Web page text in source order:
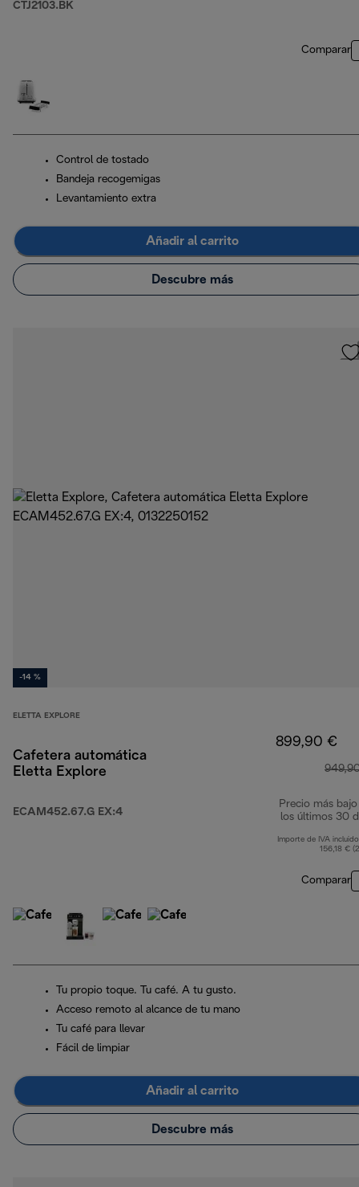
CTJ2103.BK
Comparar
Control de tostado
Bandeja recogemigas
Levantamiento extra
Añadir al carrito
Descubre más
-14 %
ELETTA EXPLORE
Cafetera automática
Eletta Explore
ECAM452.67.G EX:4
899,90 €
Precio más bajo
los últimos 30
Importe de IVA
156,18 €
Comparar
Tu propio toque. Tu café. A tu gusto.
Acceso remoto al alcance de tu mano
Tu café para llevar
Fácil de limpiar
Añadir al carrito
Descubre más